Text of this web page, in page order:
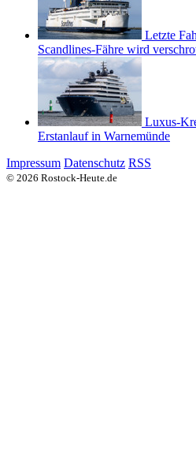
Letzte
Scandlines-Fähre wird
Luxus-
Erstanlauf in Warnemünde
Impressum Datenschutz RSS
© 2026 Rostock-Heute.de